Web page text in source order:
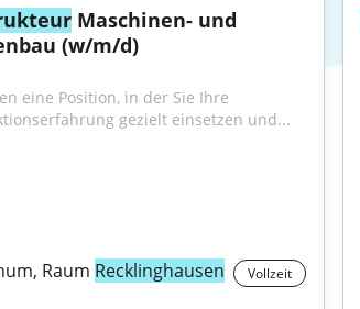
Maschinen- und
(w/m/d)
eine Position, in der Sie Ihre
gezielt einsetzen und...
Raum Recklinghausen Vollzeit